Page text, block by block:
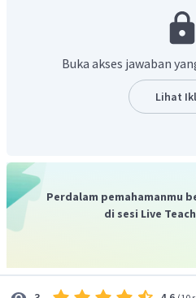
Jadi, uas daerah yang
tersebut adalah
.
Buka akses jawaban
Lihat
Perdalam pemahamanmu
di sesi Live